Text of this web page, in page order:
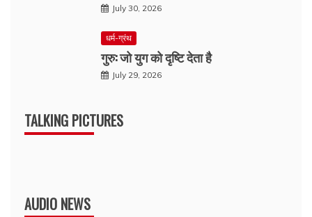
July 30, 2026
धर्म-ग्रंथ
गुरु: जो युग को दृष्टि देता है
July 29, 2026
TALKING PICTURES
AUDIO NEWS